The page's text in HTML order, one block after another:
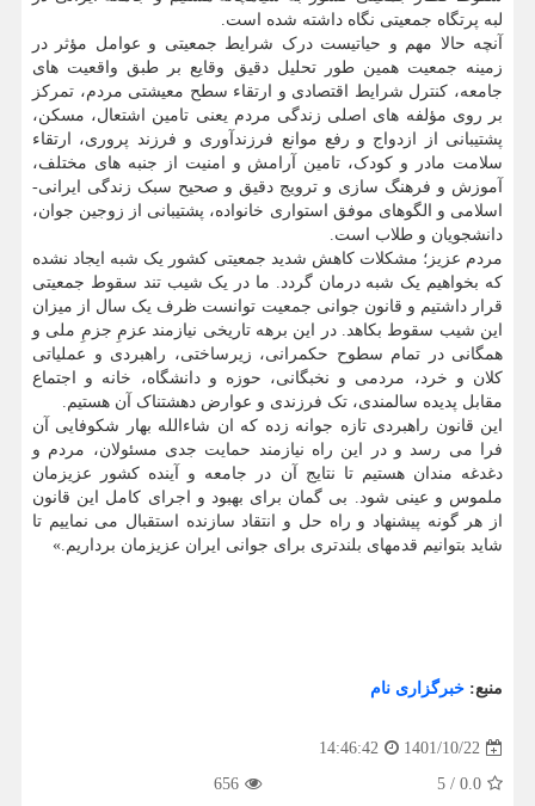
لبه پرتگاه جمعیتی نگاه داشته شده است.
آنچه حالا مهم و حیاتیست درک شرایط جمعیتی و عوامل مؤثر در
زمینه جمعیت همین طور تحلیل دقیق وقایع بر طبق واقعیت های
جامعه، کنترل شرایط اقتصادی و ارتقاء سطح معیشتی مردم، تمرکز
بر روی مؤلفه های اصلی زندگی مردم یعنی تامین اشتعال، مسکن،
پشتیبانی از ازدواج و رفع موانع فرزندآوری و فرزند پروری، ارتقاء
سلامت مادر و کودک، تامین آرامش و امنیت از جنبه های مختلف،
آموزش و فرهنگ سازی و ترویج دقیق و صحیح سبک زندگی ایرانی-
اسلامی و الگوهای موفق استواری خانواده، پشتیبانی از زوجین جوان،
دانشجویان و طلاب است.
مردم عزیز؛ مشکلات کاهش شدید جمعیتی کشور یک شبه ایجاد نشده
که بخواهیم یک شبه درمان گردد. ما در یک شیب تند سقوط جمعیتی
قرار داشتیم و قانون جوانی جمعیت توانست ظرف یک سال از میزان
این شیب سقوط بکاهد. در این برهه تاریخی نیازمند عزمِ جزمِ ملی و
همگانی در تمام سطوح حکمرانی، زیرساختی، راهبردی و عملیاتی
کلان و خرد، مردمی و نخبگانی، حوزه و دانشگاه، خانه و اجتماع
مقابل پدیده سالمندی، تک فرزندی و عوارض دهشتناک آن هستیم.
این قانون راهبردی تازه جوانه زده که ان شاءالله بهار شکوفایی آن
فرا می رسد و در این راه نیازمند حمایت جدی مسئولان، مردم و
دغدغه مندان هستیم تا نتایج آن در جامعه و آینده کشور عزیزمان
ملموس و عینی شود. بی گمان برای بهبود و اجرای کامل این قانون
از هر گونه پیشنهاد و راه حل و انتقاد سازنده استقبال می نماییم تا
شاید بتوانیم قدمهای بلندتری برای جوانی ایران عزیزمان برداریم.»
منبع: خبرگزاری نام
1401/10/22
14:46:42
0.0
/
5
656